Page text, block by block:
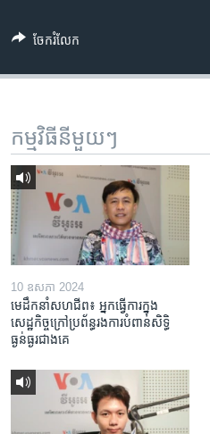
ស្វែង​
ភាសា
ចែករំលែក
កម្មវិធី​នីមួយៗ
10 ឧសភា 2024
មេដឹកនាំសហជីព៖ អ្នកធ្វើការក្នុង
សេដ្ឋកិច្ចក្រៅប្រព័ន្ធរងការបំពានសិទ្ធិ
ធ្ងន់ធ្ងរជាងគេ